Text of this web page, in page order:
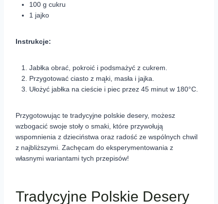
100 g cukru
1 jajko
Instrukcje:
Jabłka obrać, pokroić i podsmażyć z cukrem.
Przygotować ciasto z mąki, masła i jajka.
Ułożyć jabłka na cieście i piec przez 45 minut w 180°C.
Przygotowując te tradycyjne polskie desery, możesz
wzbogacić swoje stoły o smaki, które przywołują
wspomnienia z dzieciństwa oraz radość ze wspólnych chwil
z najbliższymi. Zachęcam do eksperymentowania z
własnymi wariantami tych przepisów!
Tradycyjne Polskie Desery